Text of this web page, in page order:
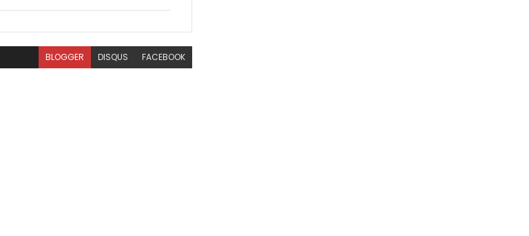
BLOGGER DISQUS FACEBOOK